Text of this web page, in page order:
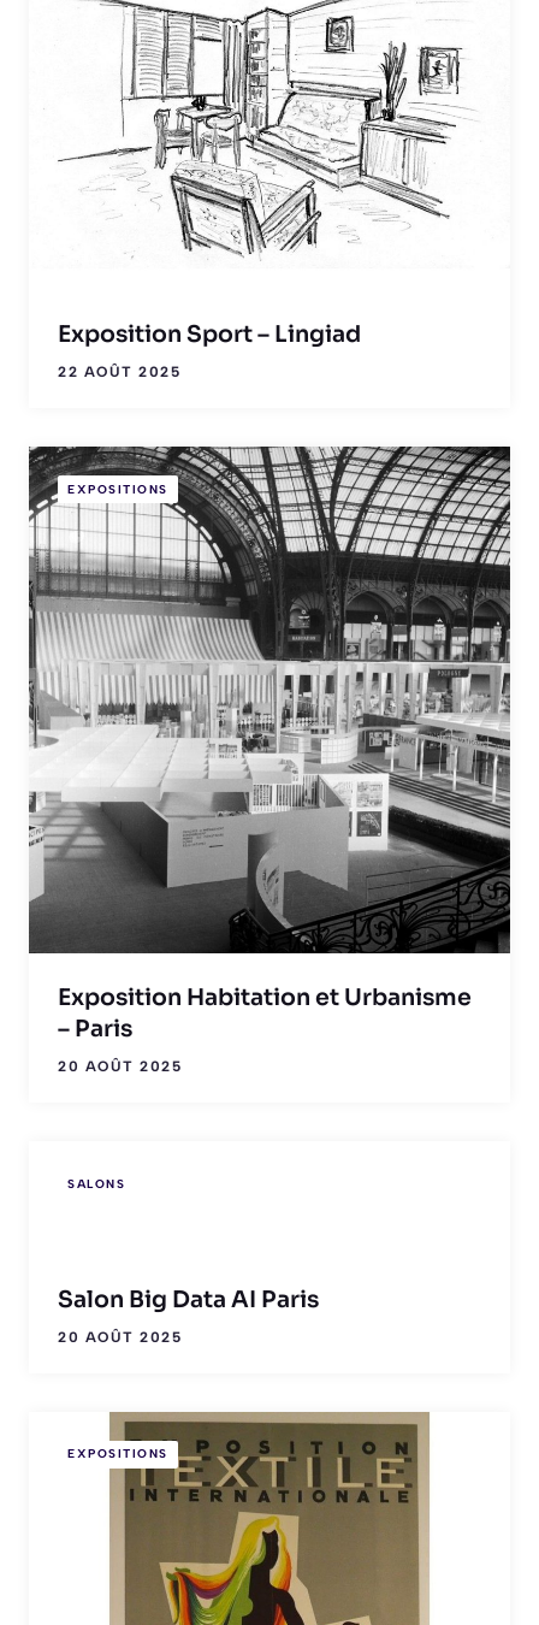
Exposition Sport – Lingiad
22 AOÛT 2025
EXPOSITIONS
Exposition Habitation et Urbanisme
– Paris
20 AOÛT 2025
SALONS
Salon Big Data AI Paris
20 AOÛT 2025
EXPOSITIONS